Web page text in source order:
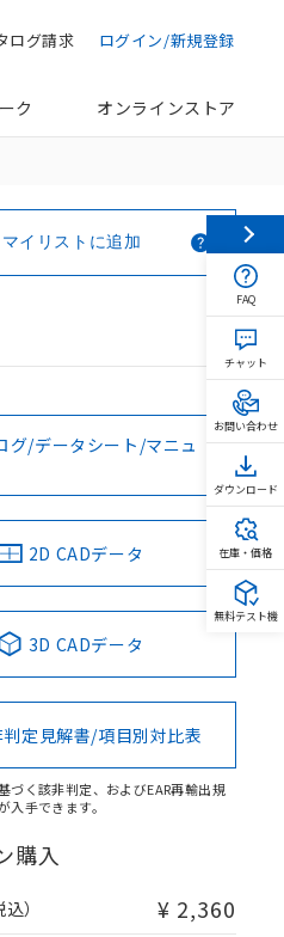
ログイン/新規登録
ログ請求
ク オンラインストア
マイリストに追加
グ/データシート/マニュ
2D CADデータ
3D CADデータ
判定見解書/項目別対比表
づく該非判定、およびEAR再輸出規
入手できます。
購入
） ¥ 2,360
FAQ
チャット
お問い合わせ
ダウンロード
在庫・価格
無料テスト機